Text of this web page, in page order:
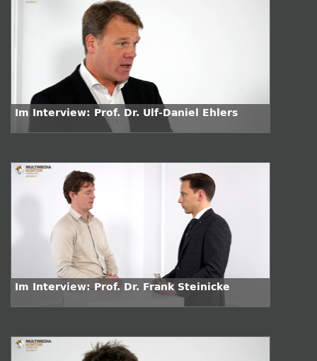
Im Interview: Prof. Dr. Ulf-Daniel Ehlers
Im Interview: Prof. Dr. Frank Steinicke